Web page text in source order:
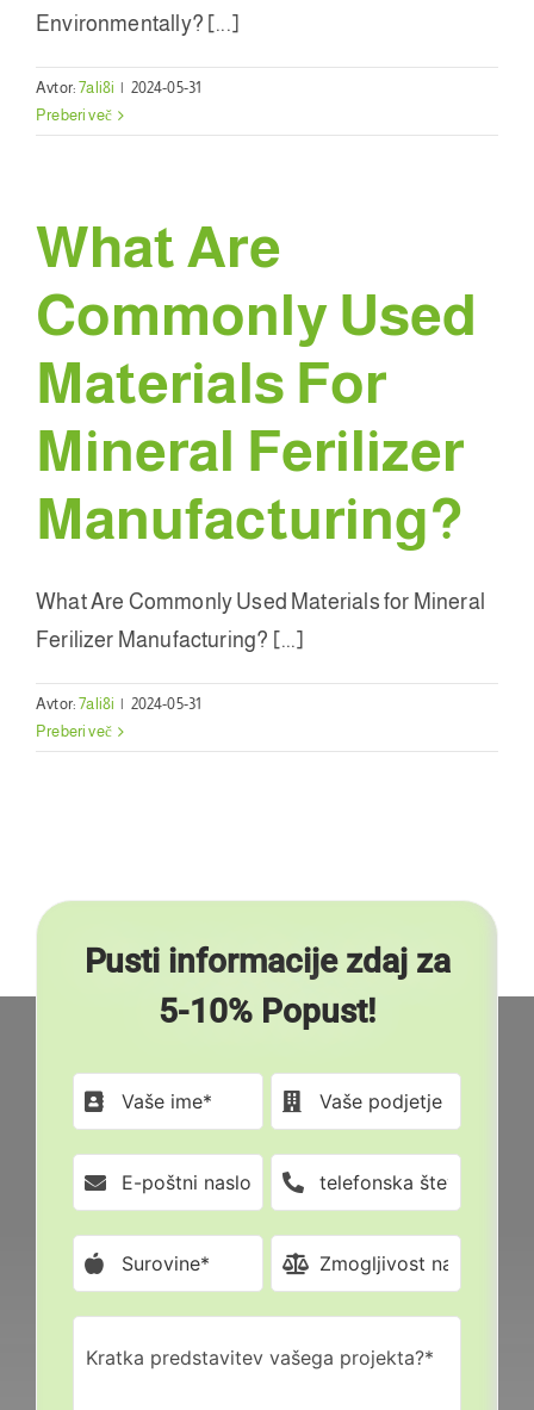
Environmentally? [...]
Avtor:7ali8i | 2024-05-31
Preberi več
What Are
Commonly Used
Materials For
Mineral Ferilizer
Manufacturing?
What Are Commonly Used Materials for Mineral
Ferilizer Manufacturing? [...]
Avtor:7ali8i | 2024-05-31
Preberi več
Pusti informacije zdaj za
5-10% Popust!